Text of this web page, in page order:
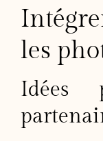
les
Idées